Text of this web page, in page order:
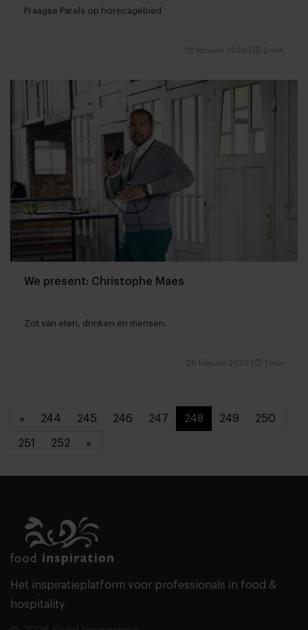
Praagse Parels op horecagebied
26 februari 2020 2 min
We present: Christophe Maes
Zot van eten, drinken én mensen.
26 februari 2020 1 min
« 244 245 246 247 248 249 250
251 252 »
Het inspiratieplatform voor professionals in food &
hospitality